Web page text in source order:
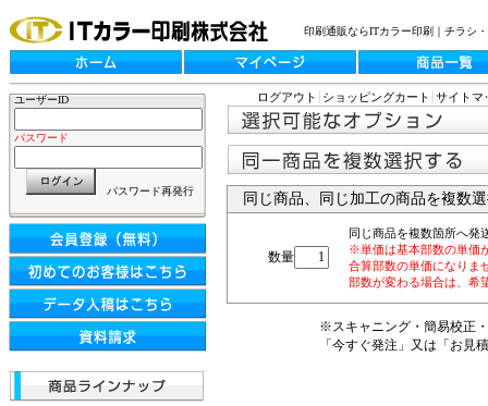
印刷通販ならITカラー印刷｜チラシ
ユーザーID
パスワード
パスワード再発行
ログアウト ショッピングカート サイトマ
同じ商品、同じ加工の商品を複数
数量
同じ商品を複数箇所へ発
※単価は基本部数の単価
合算部数の単価になりま
部数が変わる場合は、希
※スキャニング・簡易校正
「今すぐ発注」又は「お見